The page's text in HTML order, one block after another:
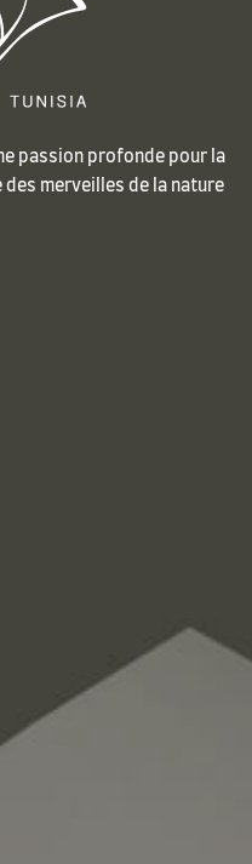
passion profonde pour la
des merveilles de la nature